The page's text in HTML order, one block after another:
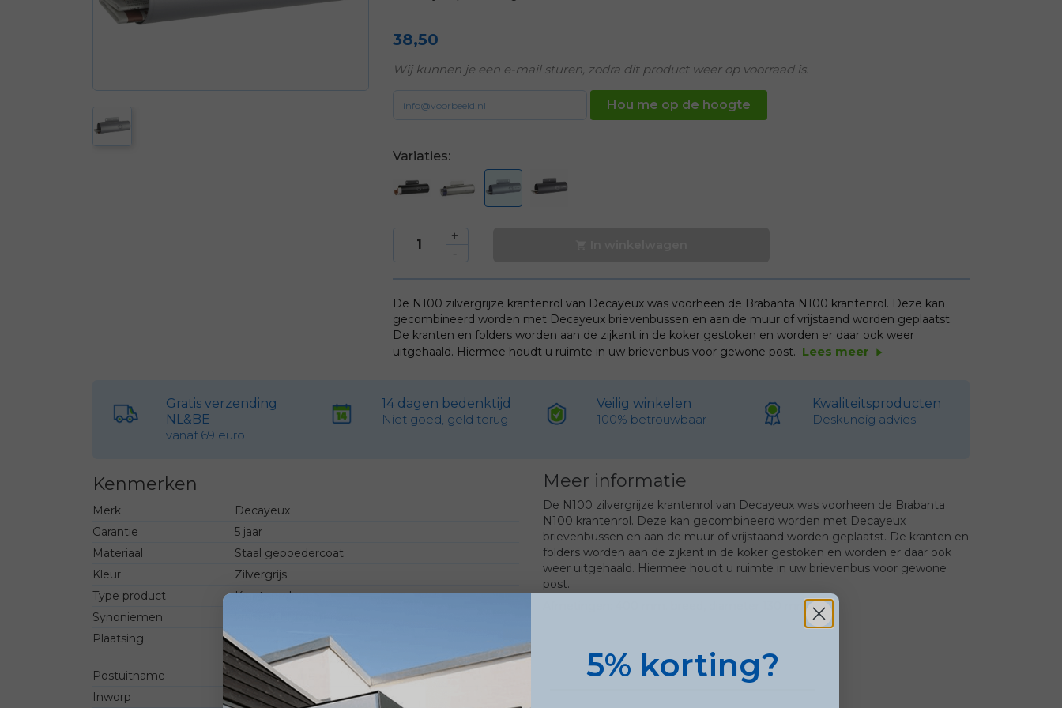
38,50
Wij kunnen je een e-mail sturen, zodra dit product weer op voorraad is.
Hou me op de hoogte
Variaties:
De N100 zilvergrijze krantenrol van Decayeux was voorheen de Brabanta N100 krantenrol. Deze kan
gecombineerd worden met Decayeux brievenbussen en aan de muur of vrijstaand worden geplaatst.
De kranten en folders worden aan de zijkant in de koker gestoken en worden er daar ook weer
uitgehaald. Hiermee houdt u ruimte in uw brievenbus voor gewone post. Lees meer play_arrow
Gratis verzending
NL&BE
vanaf 69 euro
14 dagen bedenktijd
Niet goed, geld terug
Veilig winkelen
100% betrouwbaar
Kwaliteitsproducten
Deskundig advies
Kenmerken
Merk
Decayeux
Garantie
5 jaar
Materiaal
Staal gepoedercoat
Kleur
Zilvergrijs
Type product
Krantenrol
Synoniemen
Plaatsing
Aan de muur
Vrijstaand met statief
Postuitname
Zijkant
Inworp
Zijkant
Meer informatie
De N100 zilvergrijze krantenrol van Decayeux was voorheen de Brabanta
N100 krantenrol. Deze kan gecombineerd worden met Decayeux
brievenbussen en aan de muur of vrijstaand worden geplaatst. De kranten en
folders worden aan de zijkant in de koker gestoken en worden er daar ook
weer uitgehaald. Hiermee houdt u ruimte in uw brievenbus voor gewone
post.
Afmetingen: 400 mm. breed, diameter 130 mm.
5% korting?